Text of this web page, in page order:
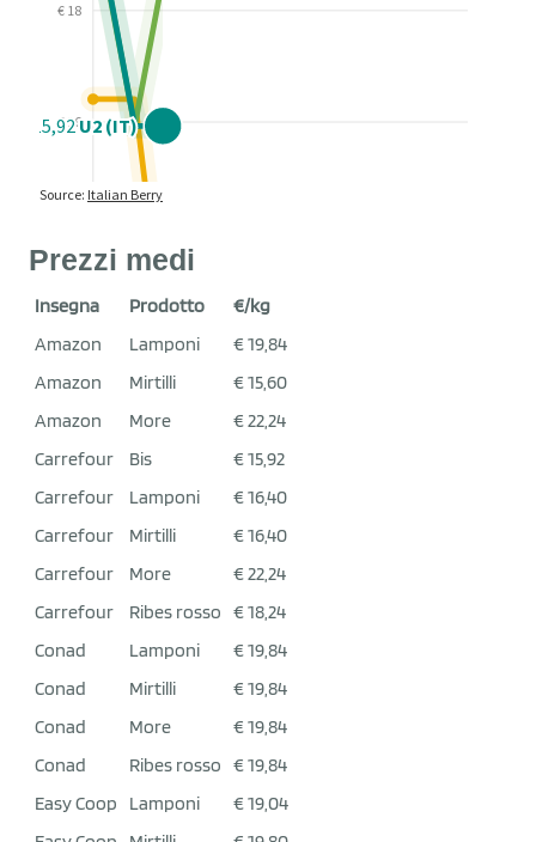
Prezzi medi
Insegna Prodotto
€/kg
Amazon
Lamponi
€ 19,84
Amazon
Mirtilli
€ 15,60
Amazon
More
€ 22,24
Carrefour
Bis
€ 15,92
Carrefour
Lamponi
€ 16,40
Carrefour
Mirtilli
€ 16,40
Carrefour
More
€ 22,24
Carrefour
Ribes rosso € 18,24
Conad
Lamponi
€ 19,84
Conad
Mirtilli
€ 19,84
Conad
More
€ 19,84
Conad
Ribes rosso € 19,84
Easy Coop
Lamponi
€ 19,04